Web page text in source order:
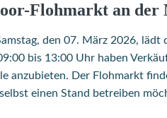
Flohmarkt an der
den 07. März 2026,
bis 13:00 Uhr haben
anzubieten. Der Flohmarkt
einen Stand betreiben